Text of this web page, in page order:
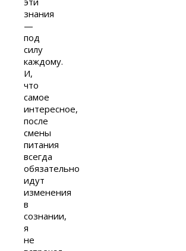
знания
—
под
силу
каждому.
И,
что
самое
интересное,
после
смены
питания
всегда
обязательно
идут
изменения
в
сознании,
я
не